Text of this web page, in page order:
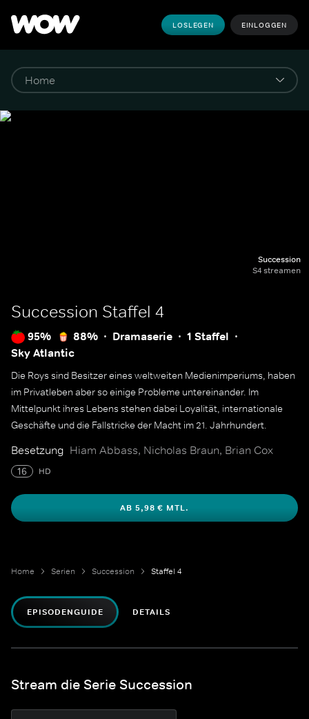
LOSLEGEN EINLOGGEN
Succession
S4 streamen
Succession Staffel 4
95% 88% Dramaserie
1 Staffel
Sky Atlantic
Die Roys sind Besitzer eines weltweiten Medienimperiums, haben
im Privatleben aber so einige Probleme untereinander. Im
Mittelpunkt ihres Lebens stehen dabei Loyalität, internationale
Geschäfte und die Fallstricke der Macht im 21. Jahrhundert.
Besetzung Hiam Abbass, Nicholas Braun, Brian Cox
16 HD
AB 5,98 € MTL.
Home Serien Succession Staffel 4
EPISODENGUIDE DETAILS
Stream die Serie Succession